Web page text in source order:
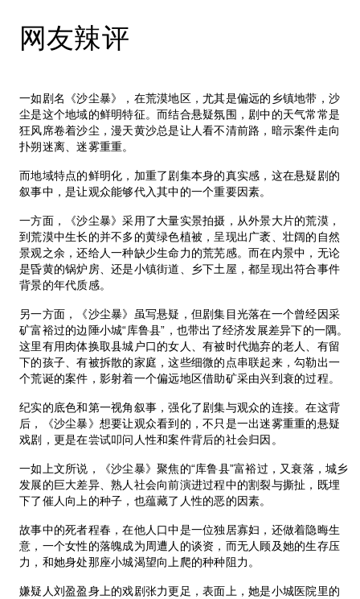
网友辣评
一如剧名《沙尘暴》，在荒漠地区，尤其是偏远的乡镇地带，沙
尘是这个地域的鲜明特征。而结合悬疑氛围，剧中的天气常常是
狂风席卷着沙尘，漫天黄沙总是让人看不清前路，暗示案件走向
扑朔迷离、迷雾重重。
而地域特点的鲜明化，加重了剧集本身的真实感，这在悬疑剧的
叙事中，是让观众能够代入其中的一个重要因素。
一方面，《沙尘暴》采用了大量实景拍摄，从外景大片的荒漠，
到荒漠中生长的并不多的黄绿色植被，呈现出广袤、壮阔的自然
景观之余，还给人一种缺少生命力的荒芜感。而在内景中，无论
是昏黄的锅炉房、还是小镇街道、乡下土屋，都呈现出符合事件
背景的年代质感。
另一方面，《沙尘暴》虽写悬疑，但剧集目光落在一个曾经因采
矿富裕过的边陲小城“库鲁县”，也带出了经济发展差异下的一隅。
这里有用肉体换取县城户口的女人、有被时代抛弃的老人、有留
下的孩子、有被拆散的家庭，这些细微的点串联起来，勾勒出一
个荒诞的案件，影射着一个偏远地区借助矿采由兴到衰的过程。
纪实的底色和第一视角叙事，强化了剧集与观众的连接。在这背
后，《沙尘暴》想要让观众看到的，不只是一出迷雾重重的悬疑
戏剧，更是在尝试叩问人性和案件背后的社会归因。
一如上文所说，《沙尘暴》聚焦的“库鲁县”富裕过，又衰落，城乡
发展的巨大差异、熟人社会向前演进过程中的割裂与撕扯，既埋
下了催人向上的种子，也蕴藏了人性的恶的因素。
故事中的死者程春，在他人口中是一位独居寡妇，还做着隐晦生
意，一个女性的落魄成为周遭人的谈资，而无人顾及她的生存压
力，和她身处那座小城渴望向上爬的种种阻力。
嫌疑人刘盈盈身上的戏剧张力更足，表面上，她是小城医院里的